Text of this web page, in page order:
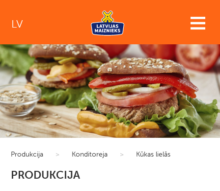
LV
Produkcija > Konditoreja > Kūkas lielās
PRODUKCIJA